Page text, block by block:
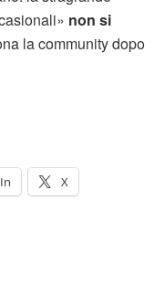
non si
la community dopo
X